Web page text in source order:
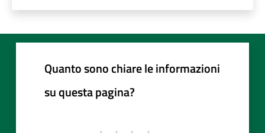
Quanto sono chiare le informazioni
su questa pagina?